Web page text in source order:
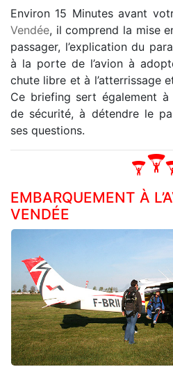
Environ 15 Minutes avant
Vendée, il comprend la mise
passager, l’explication du
à la porte de l’avion à
chute libre et à l’atterrissage
Ce briefing sert également
de sécurité, à détendre le
ses questions.
EMBARQUEMENT À
VENDÉE